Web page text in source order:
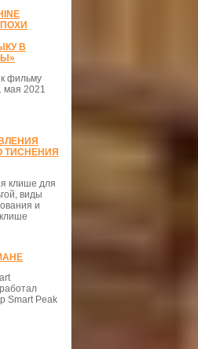
В
к фильму
мая 2021
ТИСНЕНИЯ
клише для
виды
и
Smart Peak